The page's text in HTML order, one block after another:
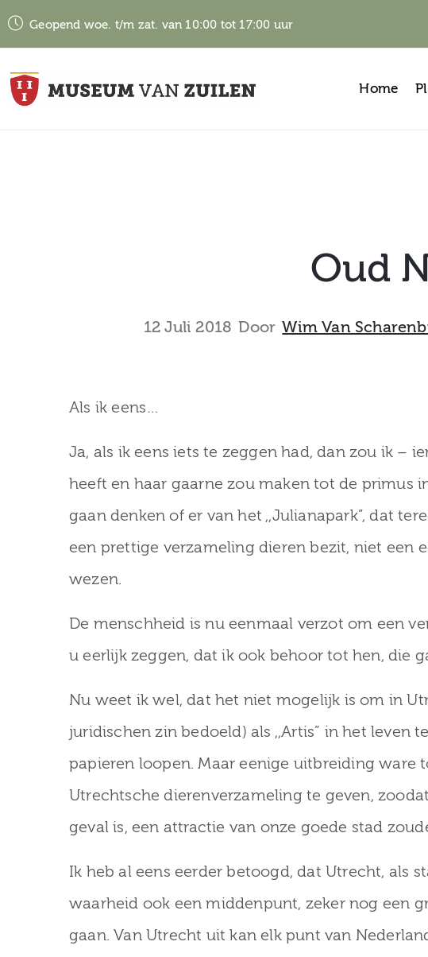
Geopend woe. t/m zat. van 10:00 tot 17:00 uur
Home
Oud
12 Juli 2018 Door Wim Van
Als ik eens…
Ja, als ik eens iets te zeggen had, dan zou ik –
heeft en haar gaarne zou maken tot de primus
gaan denken of er van het ,,Julianapark”, dat
een prettige verzameling dieren bezit, niet een
wezen.
De menschheid is nu eenmaal verzot om een
u eerlijk zeggen, dat ik ook behoor tot hen, die
Nu weet ik wel, dat het niet mogelijk is om in
juridischen zin bedoeld) als ,,Artis” in het leven
papieren loopen. Maar eenige uitbreiding ware
Utrechtsche dierenverzameling te geven,
geval is, een attractie van onze goede stad
Ik heb al eens eerder betoogd, dat Utrecht, als
waarheid ook een middenpunt, zeker nog een
gaan. Van Utrecht uit kan elk punt van